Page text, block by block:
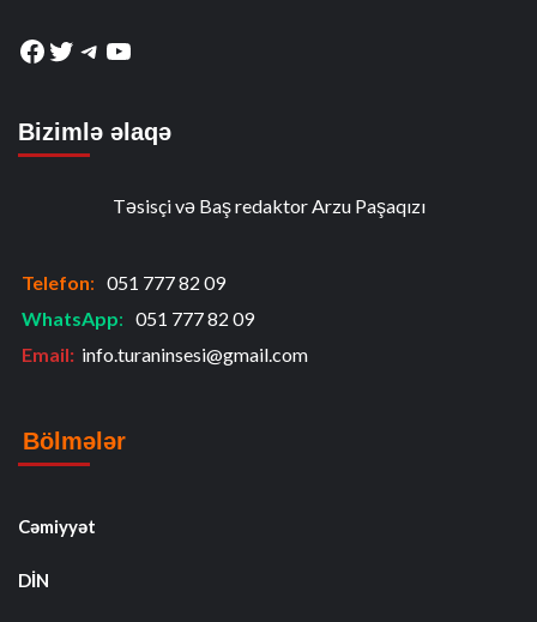
Facebook
Twitter
Telegram
YouTube
Bizimlə əlaqə
Təsisçi və Baş redaktor Arzu Paşaqızı
Telefon: 051 777 82 09
WhatsApp: 051 777 82 09
Email: info.turaninsesi@gmail.com
Bölmələr
Cəmiyyət
DİN